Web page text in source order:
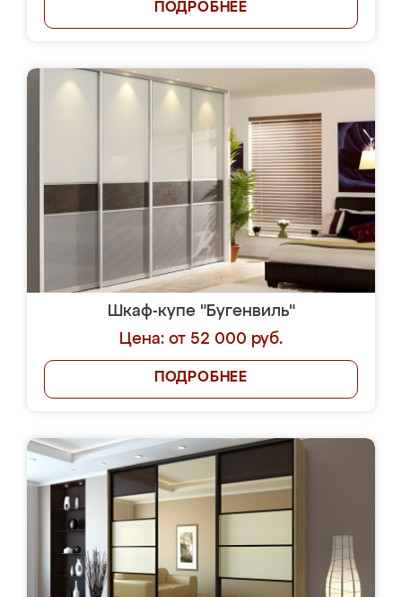
ПОДРОБНЕЕ
Шкаф-купе "Бугенвиль"
Цена: от 52 000 руб.
ПОДРОБНЕЕ